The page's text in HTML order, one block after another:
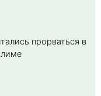
прорваться в